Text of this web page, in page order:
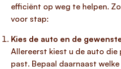
efficiënt op weg te helpen.
voor stap:
Kies de auto en de
Allereerst kiest u de auto
past. Bepaal daarnaast